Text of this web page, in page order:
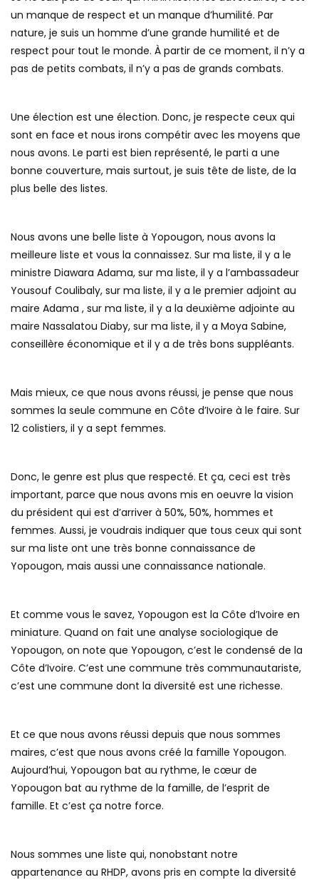
un manque de respect et un manque d’humilité. Par
nature, je suis un homme d’une grande humilité et de
respect pour tout le monde. À partir de ce moment, il n’y a
pas de petits combats, il n’y a pas de grands combats.
Une élection est une élection. Donc, je respecte ceux qui
sont en face et nous irons compétir avec les moyens que
nous avons. Le parti est bien représenté, le parti a une
bonne couverture, mais surtout, je suis tête de liste, de la
plus belle des listes.
Nous avons une belle liste à Yopougon, nous avons la
meilleure liste et vous la connaissez. Sur ma liste, il y a le
ministre Diawara Adama, sur ma liste, il y a l’ambassadeur
Yousouf Coulibaly, sur ma liste, il y a le premier adjoint au
maire Adama , sur ma liste, il y a la deuxième adjointe au
maire Nassalatou Diaby, sur ma liste, il y a Moya Sabine,
conseillère économique et il y a de très bons suppléants.
Mais mieux, ce que nous avons réussi, je pense que nous
sommes la seule commune en Côte d’Ivoire à le faire. Sur
12 colistiers, il y a sept femmes.
Donc, le genre est plus que respecté. Et ça, ceci est très
important, parce que nous avons mis en oeuvre la vision
du président qui est d’arriver à 50%, 50%, hommes et
femmes. Aussi, je voudrais indiquer que tous ceux qui sont
sur ma liste ont une très bonne connaissance de
Yopougon, mais aussi une connaissance nationale.
Et comme vous le savez, Yopougon est la Côte d’Ivoire en
miniature. Quand on fait une analyse sociologique de
Yopougon, on note que Yopougon, c’est le condensé de la
Côte d’Ivoire. C’est une commune très communautariste,
c’est une commune dont la diversité est une richesse.
Et ce que nous avons réussi depuis que nous sommes
maires, c’est que nous avons créé la famille Yopougon.
Aujourd’hui, Yopougon bat au rythme, le cœur de
Yopougon bat au rythme de la famille, de l’esprit de
famille. Et c’est ça notre force.
Nous sommes une liste qui, nonobstant notre
appartenance au RHDP, avons pris en compte la diversité